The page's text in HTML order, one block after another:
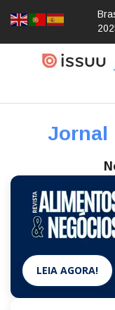
Brasil
2025,
Jornal
LEIA AGORA!